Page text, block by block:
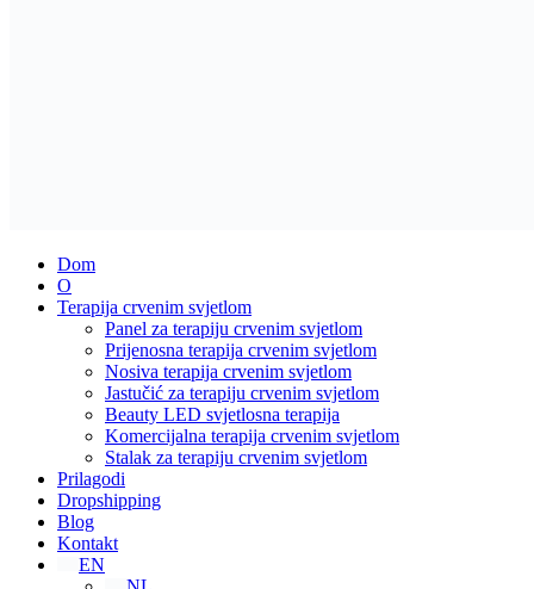
Dom
O
Terapija crvenim svjetlom
Panel za terapiju crvenim svjetlom
Prijenosna terapija crvenim svjetlom
Nosiva terapija crvenim svjetlom
Jastučić za terapiju crvenim svjetlom
Beauty LED svjetlosna terapija
Komercijalna terapija crvenim svjetlom
Stalak za terapiju crvenim svjetlom
Prilagodi
Dropshipping
Blog
Kontakt
EN